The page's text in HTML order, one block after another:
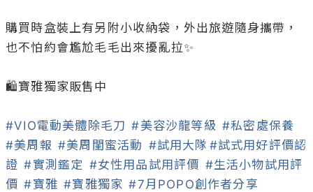
購買時盒裝上有另附小收納袋，外出旅遊隨身攜帶，
也不怕約會尷尬毛毛出來擾亂拉✨
🛍️寶雅獨家販售中
#VIO電動美體除毛刀 #美容沙龍等級 #私密處保養
#美周報 #美周閨蜜活動 #試用大隊 #試式用好評價認
證 #實測鑑定 #女性用品試用評價 #生活小物試用評
價 #寶雅 #寶雅獨家 #7月POPO創作者分享